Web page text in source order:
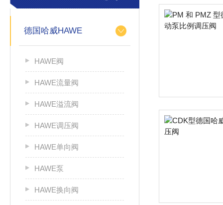
德国哈威HAWE
HAWE阀
HAWE流量阀
HAWE溢流阀
HAWE调压阀
HAWE单向阀
HAWE泵
HAWE换向阀